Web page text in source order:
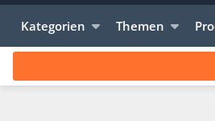
Kategorien Themen